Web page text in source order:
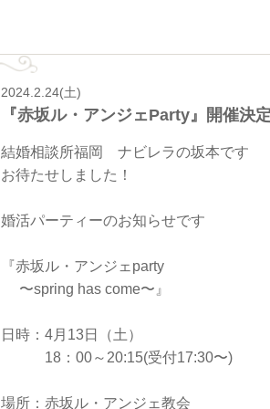
2024.2.24(土)
『赤坂ル・アンジェParty』開催決
結婚相談所福岡 ナビレラの坂本です
お待たせしました！
婚活パーティーのお知らせです
『赤坂ル・アンジェparty
〜spring has come〜』
日時：4月13日（土）
18：00～20:15(受付17:30〜)
場所：赤坂ル・アンジェ教会